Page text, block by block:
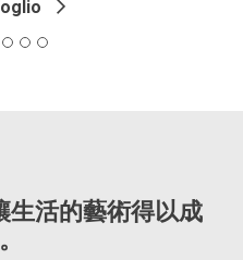
生活的藝術得以成